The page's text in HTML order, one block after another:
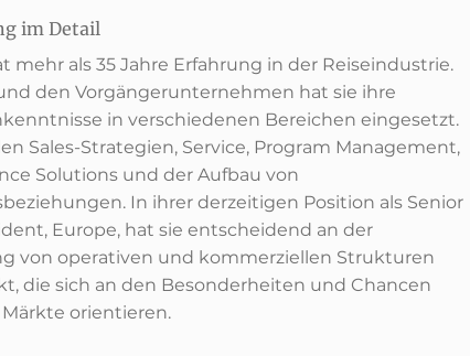
im Detail
mehr als 35 Jahre Erfahrung in der Reiseindustrie.
den Vorgängerunternehmen hat sie ihre
in verschiedenen Bereichen eingesetzt.
Sales-Strategien, Service, Program Management,
Solutions und der Aufbau von
In ihrer derzeitigen Position als Senior
Europe, hat sie entscheidend an der
von operativen und kommerziellen Strukturen
die sich an den Besonderheiten und Chancen
orientieren.